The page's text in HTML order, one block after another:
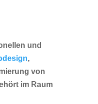
und
,
von
im Raum